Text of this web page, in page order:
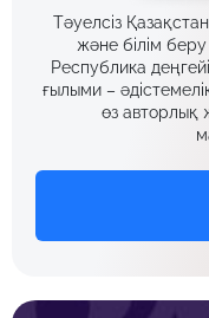
Тәуелсіз
және білім
Республика
ғылыми –
өз авторлық